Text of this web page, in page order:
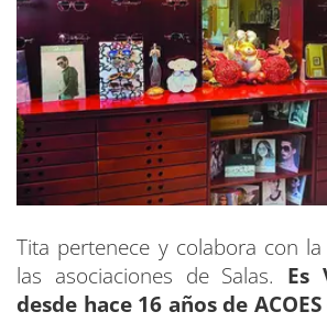
Tita pertenece y colabora con
las asociaciones de Salas. Es
desde hace 16 años de